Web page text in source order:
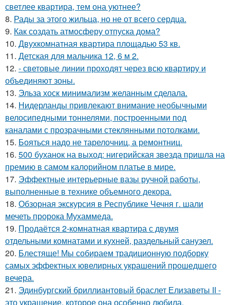
светлее квартира, тем она уютнее?
8. Рады за этого жильца, но не от всего сердца.
9. Как создать атмосферу отпуска дома?
10. Двухкомнатная квартира площадью 53 кв.
11. Детская для мальчика 12, 6 м 2.
12. - световые линии проходят через всю квартиру и
объединяют зоны.
13. Эльза хоск минимализм желанным сделала.
14. Нидерланды привлекают внимание необычными
велосипедными тоннелями, построенными под
каналами с прозрачными стеклянными потолками.
15. Бояться надо не тарелочниц, а ремонтниц.
16. 500 буханок на выход: нигерийская звезда пришла на
премию в самом калорийном платье в мире.
17. Эффектные интерьерные вазы ручной работы,
выполненные в технике объемного декора.
18. Обзорная экскурсия в Республике Чечня г. шали
мечеть пророка Мухаммеда.
19. Продаётся 2-комнатная квартира с двумя
отдельными комнатами и кухней, раздельный санузел.
20. Блестяще! Мы собираем традиционную подборку
самых эффектных ювелирных украшений прошедшего
вечера.
21. Эдинбургский бриллиантовый браслет Елизаветы II -
это украшение, которое она особенно любила.